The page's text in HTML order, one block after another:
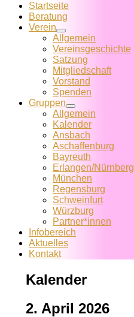
Startseite
Beratung
Verein
Allgemein
Vereins­geschichte
Satzung
Mitglied­schaft
Vorstand
Spenden
Gruppen
Allgemein
Kalender
Ansbach
Aschaffenburg
Bayreuth
Erlangen/Nürnberg
München
Regensburg
Schweinfurt
Würzburg
Partner*innen
Infobereich
Aktuelles
Kontakt
Kalender
2. April 2026